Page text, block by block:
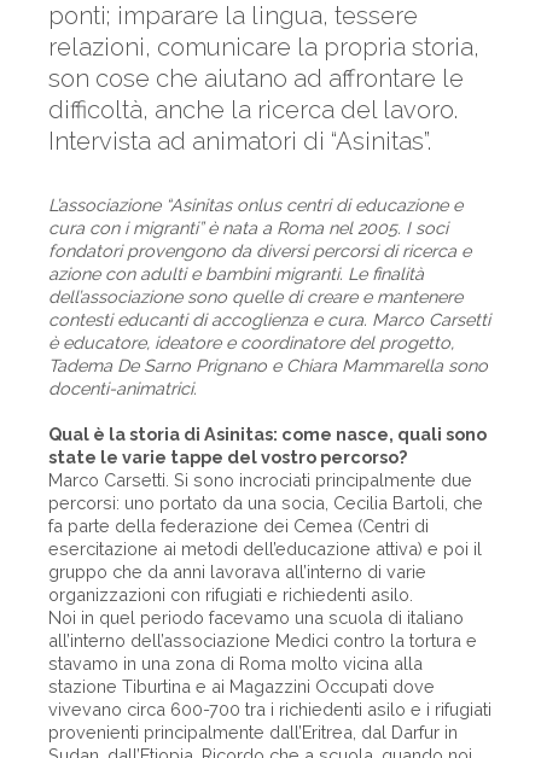
ponti; imparare la lingua, tessere
relazioni, comunicare la propria storia,
son cose che aiutano ad affrontare le
difficoltà, anche la ricerca del lavoro.
Intervista ad animatori di “Asinitas”.
L’associazione “Asinitas onlus centri di educazione e
cura con i migranti” è nata a Roma nel 2005. I soci
fondatori provengono da diversi percorsi di ricerca e
azione con adulti e bambini migranti. Le finalità
dell’associazione sono quelle di creare e mantenere
contesti educanti di accoglienza e cura. Marco Carsetti
è educatore, ideatore e coordinatore del progetto,
Tadema De Sarno Prignano e Chiara Mammarella sono
docenti-animatrici.
Qual è la storia di Asinitas: come nasce, quali sono
state le varie tappe del vostro percorso?
Marco Carsetti. Si sono incrociati principalmente due
percorsi: uno portato da una socia, Cecilia Bartoli, che
fa parte della federazione dei Cemea (Centri di
esercitazione ai metodi dell’educazione attiva) e poi il
gruppo che da anni lavorava all’interno di varie
organizzazioni con rifugiati e richiedenti asilo.
Noi in quel periodo facevamo una scuola di italiano
all’interno dell’associazione Medici contro la tortura e
stavamo in una zona di Roma molto vicina alla
stazione Tiburtina e ai Magazzini Occupati dove
vivevano circa 600-700 tra i richiedenti asilo e i rifugiati
provenienti principalmente dall’Eritrea, dal Darfur in